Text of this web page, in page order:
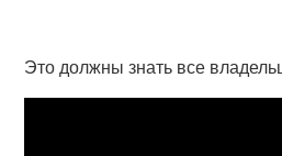
Это должны знать все